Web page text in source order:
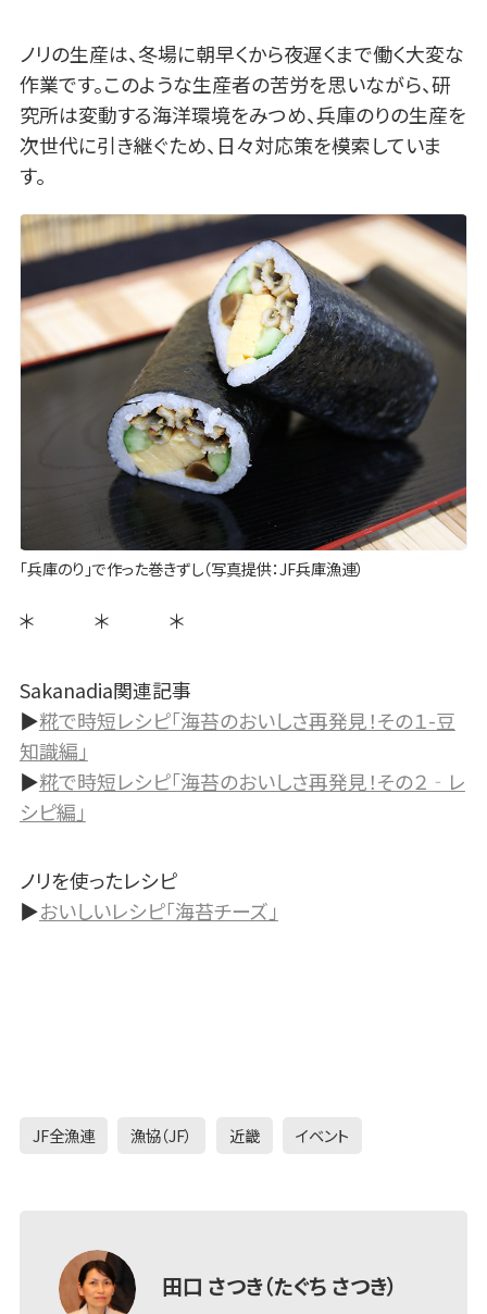
ノリの生産は、冬場に朝早くから夜遅くまで働く大変な
作業です。このような生産者の苦労を思いながら、研
究所は変動する海洋環境をみつめ、兵庫のりの生産を
次世代に引き継ぐため、日々対応策を模索していま
す。
「兵庫のり」で作った巻きずし（写真提供：JF兵庫漁連）
＊ ＊ ＊
Sakanadia関連記事
▶糀で時短レシピ「海苔のおいしさ再発見！その１-豆
知識編」
▶糀で時短レシピ「海苔のおいしさ再発見！その２‐レ
シピ編」
ノリを使ったレシピ
▶おいしいレシピ「海苔チーズ」
JF全漁連 漁協（JF） 近畿 イベント
田口 さつき（たぐち さつき）